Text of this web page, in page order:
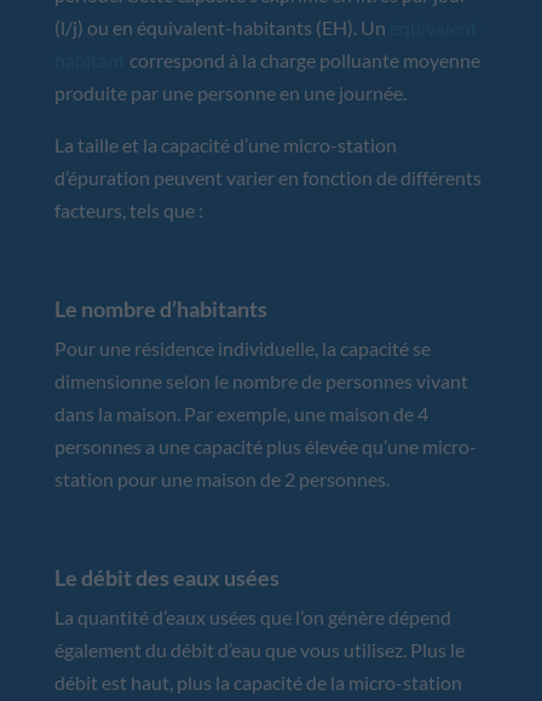
(l/j) ou en équivalent-habitants (EH). Un
correspond à la charge polluante moyenne
produite par une personne en une journée.
La taille et la capacité d’une micro-station
d’épuration peuvent varier en fonction de différents
facteurs, tels que :
Le nombre d’habitants
Pour une résidence individuelle, la capacité se
dimensionne selon le nombre de personnes vivant
dans la maison. Par exemple, une maison de 4
personnes a une capacité plus élevée qu’une micro-
station pour une maison de 2 personnes.
Le débit des eaux usées
La quantité d’eaux usées que l’on génère dépend
également du débit d’eau que vous utilisez. Plus le
débit est haut, plus la capacité de la micro-station